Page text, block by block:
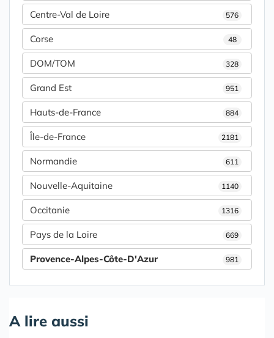
Centre-Val de Loire 576
Corse 48
DOM/TOM 328
Grand Est 951
Hauts-de-France 884
Île-de-France 2181
Normandie 611
Nouvelle-Aquitaine 1140
Occitanie 1316
Pays de la Loire 669
Provence-Alpes-Côte-D'Azur 981
A lire aussi